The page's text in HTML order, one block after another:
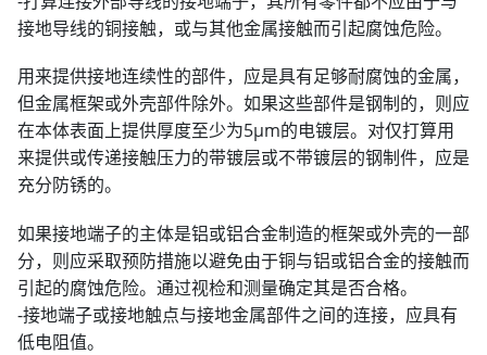
接地导线的铜接触，或与其他金属接触而引起腐蚀危险。
用来提供接地连续性的部件，应是具有足够耐腐蚀的金属，
但金属框架或外壳部件除外。如果这些部件是钢制的，则应
在本体表面上提供厚度至少为5μm的电镀层。对仅打算用
来提供或传递接触压力的带镀层或不带镀层的钢制件，应是
充分防锈的。
如果接地端子的主体是铝或铝合金制造的框架或外壳的一部
分，则应采取预防措施以避免由于铜与铝或铝合金的接触而
引起的腐蚀危险。通过视检和测量确定其是否合格。
-接地端子或接地触点与接地金属部件之间的连接，应具有
低电阻值。